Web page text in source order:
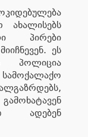
ახალისებს
პირები
ეს
ადებენ